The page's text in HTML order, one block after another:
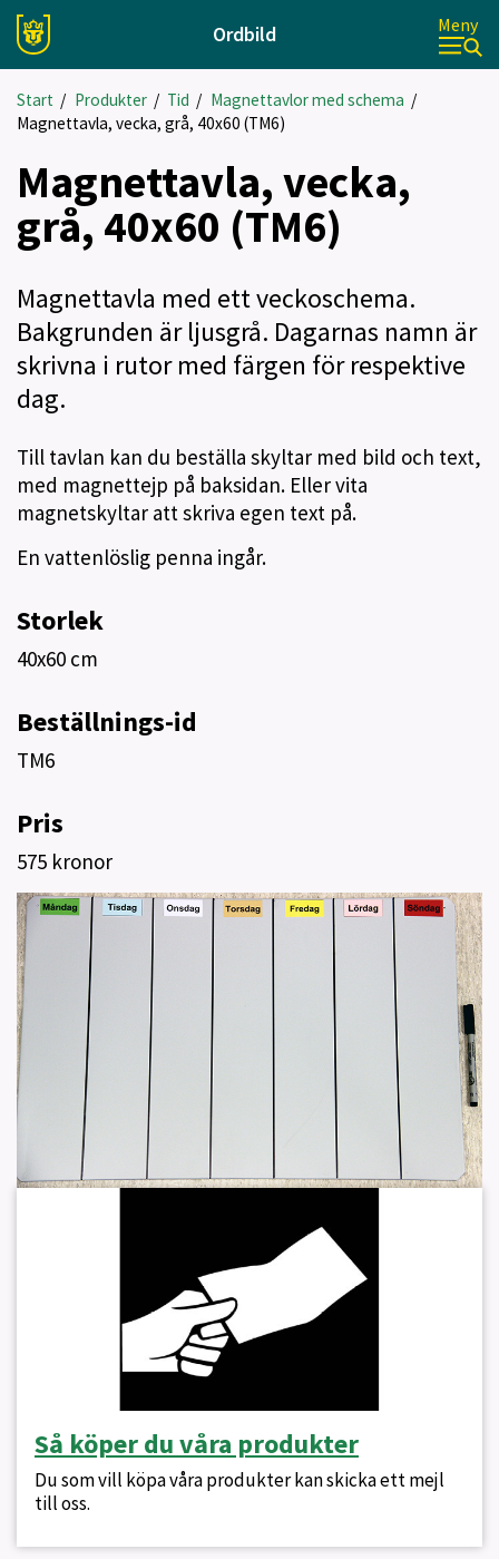
Ordbild Meny
Start / Produkter/ Tid / Magnettavlor med schema /
Magnettavla, vecka, grå, 40x60 (TM6)
Magnettavla, vecka,
grå, 40x60 (TM6)
Magnettavla med ett veckoschema.
Bakgrunden är ljusgrå. Dagarnas namn är
skrivna i rutor med färgen för respektive
dag.
Till tavlan kan du beställa skyltar med bild och text,
med magnettejp på baksidan. Eller vita
magnetskyltar att skriva egen text på.
En vattenlöslig penna ingår.
Storlek
40x60 cm
Beställnings-id
TM6
Pris
575 kronor
Så köper du våra produkter
Du som vill köpa våra produkter kan skicka ett mejl
till oss.